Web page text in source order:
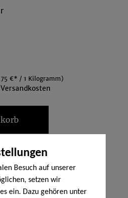
€* / 1 Kilogramm)
Besuch auf unserer
setzen wir
ein. Dazu gehören unter